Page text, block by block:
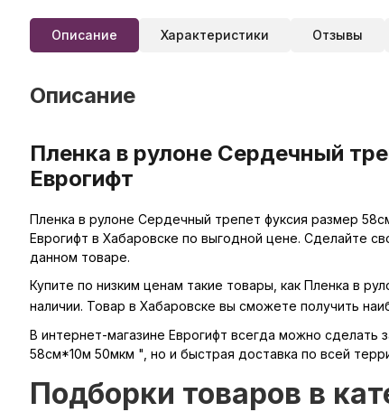
Описание Характеристики Отзывы
Описание
Пленка в рулоне Сердечный
Еврогифт
Пленка в рулоне Сердечный трепет фуксия размер
Еврогифт в Хабаровске по выгодной цене. Сделайте
данном товаре.
Купите по низким ценам такие товары, как Пленка в
наличии. Товар в Хабаровске вы сможете получить
В интернет-магазине Еврогифт всегда можно сделать
58см*10м 50мкм ", но и быстрая доставка по всей
Подборки товаров в